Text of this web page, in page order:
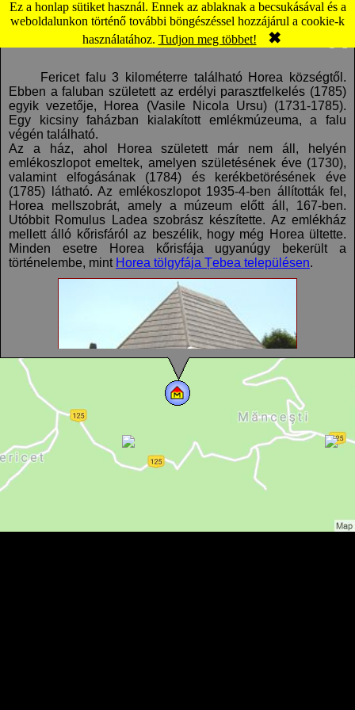
Ez a honlap sütiket használ. Ennek az ablaknak a becsukásával és a
weboldalunkon történő további böngészéssel hozzájárul a cookie-k
használatához. Tudjon meg többet! ✖
Horea: Horea emlékmúzeum (térkép)
Fericet falu 3 kilométerre található Horea községtől.
Ebben a faluban született az erdélyi parasztfelkelés (1785)
egyik vezetője, Horea (Vasile Nicola Ursu) (1731-1785).
Egy kicsiny faházban kialakított emlékmúzeuma, a falu
végén található.
Az a ház, ahol Horea született már nem áll, helyén
emlékoszlopot emeltek, amelyen születésének éve (1730),
valamint elfogásának (1784) és kerékbetörésének éve
(1785) látható. Az emlékoszlopot 1935-4-ben állították fel,
Horea mellszobrát, amely a múzeum előtt áll, 167-ben.
Utóbbit Romulus Ladea szobrász készítette. Az emlékház
mellett álló kőrisfáról az beszélik, hogy még Horea ültette.
Minden esetre Horea kőrisfája ugyanúgy bekerült a
történelembe, mint Horea tölgyfája Țebea településen.
Horea emlékmúzeum, Horea , Fotó: Carmen Brătescu
Komment Panoráma